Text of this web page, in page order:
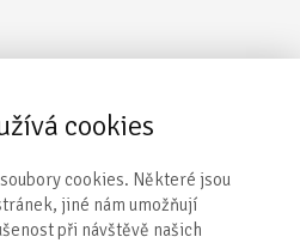
cookies
cookies. Některé jsou
jiné nám umožňují
při návštěvě našich